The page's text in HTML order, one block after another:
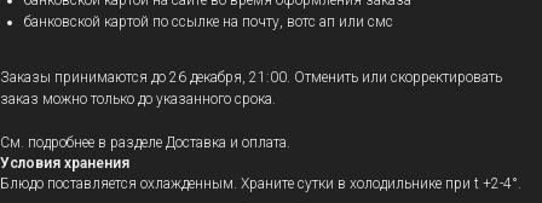
банковской картой по ссылке на почту, вотс ап или смс
Заказы принимаются до 26 декабря, 21:00. Отменить или скорректировать
заказ можно только до указанного срока.
См. подробнее в разделе Доставка и оплата.
Условия хранения
Блюдо поставляется охлажденным. Храните сутки в холодильнике при t +2-4°.